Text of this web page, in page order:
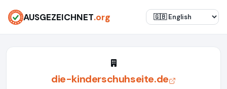
AUSGEZEICHNET.org
die-kinderschuhseite.de